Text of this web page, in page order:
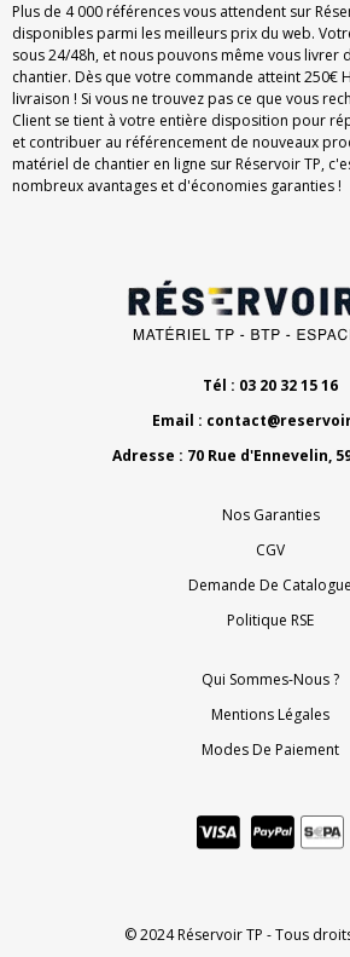
Plus de 4 000 références vous attendent sur
disponibles parmi les meilleurs prix du web.
sous 24/48h, et nous pouvons même vous livrer
chantier. Dès que votre commande atteint 250€
livraison ! Si vous ne trouvez pas ce que vous
Client se tient à votre entière disposition pour
et contribuer au référencement de nouveaux
matériel de chantier en ligne sur Réservoir TP,
nombreux avantages et d'économies garanties !
Tél : 03 20 32 15 16
Email :
Adresse : 70 Rue d'Ennevelin,
Nos Garanties
CGV
Demande De Catalogue
Politique RSE
Qui Sommes-Nous ?
Mentions Légales
Modes De Paiement
© 2024 Réservoir TP - Tous